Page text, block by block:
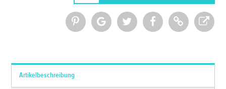
Artikelbeschreibung